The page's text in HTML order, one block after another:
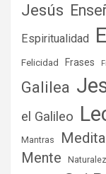
Jesús
Espiritualidad
Felicidad Frases
Galilea
el Galileo
Mantras
Mente